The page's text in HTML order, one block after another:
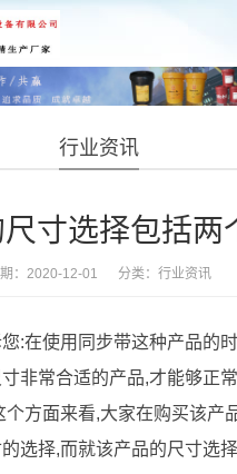
行业资讯
尺寸选择包括两
期：2020-12-01 分类： 行业资讯
:在使用同步带这种产品的
非常合适的产品,才能够正
个方面来看,大家在购买该产
选择,而就该产品的尺寸选